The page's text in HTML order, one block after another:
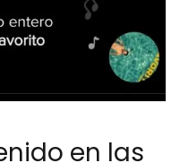
en las